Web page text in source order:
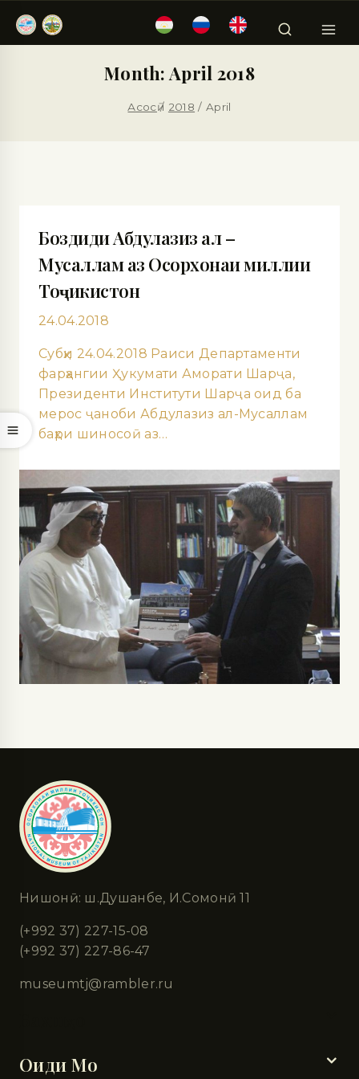
Month: April 2018
Асосӣ / 2018 / April
Боздиди Абдулазиз ал –
Мусаллам аз Осорхонаи миллии
Тоҷикистон
24.04.2018
Субҳи 24.04.2018 Раиси Департаменти
фарҳангии Ҳукумати Аморати Шарҷа,
Президенти Институти Шарҷа оид ба
мерос ҷаноби Абдулазиз ал-Мусаллам
баҳри шиносоӣ аз…
Нишонӣ: ш.Душанбе, И.Сомонӣ 11
(+992 37) 227-15-08
(+992 37) 227-86-47
museumtj@rambler.ru
Оиди Мо